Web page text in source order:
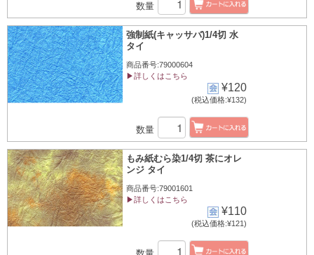
数量
強制紙(キャッサバ)1/4切 水
タイ
商品番号:79000604
▶詳しくはこちら
¥120
(税込価格:¥132)
数量
もみ紙むら染1/4切 茶にオレ
ンジ タイ
商品番号:79001601
▶詳しくはこちら
¥110
(税込価格:¥121)